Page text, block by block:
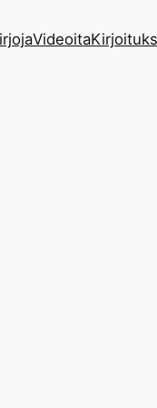
Videoita